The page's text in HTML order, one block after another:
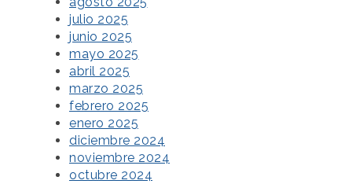
julio 2025
junio 2025
mayo 2025
abril 2025
marzo 2025
febrero 2025
enero 2025
diciembre 2024
noviembre 2024
octubre 2024